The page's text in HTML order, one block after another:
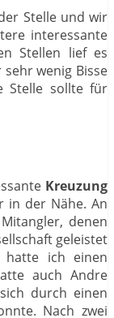
Stelle und wir
interessante
Stellen lief es
wenig Bisse
Stelle sollte für
Kreuzung
in der Nähe. An
denen
geleistet
hatte ich einen
auch Andre
durch einen
Nach zwei